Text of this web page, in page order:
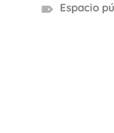
Espacio